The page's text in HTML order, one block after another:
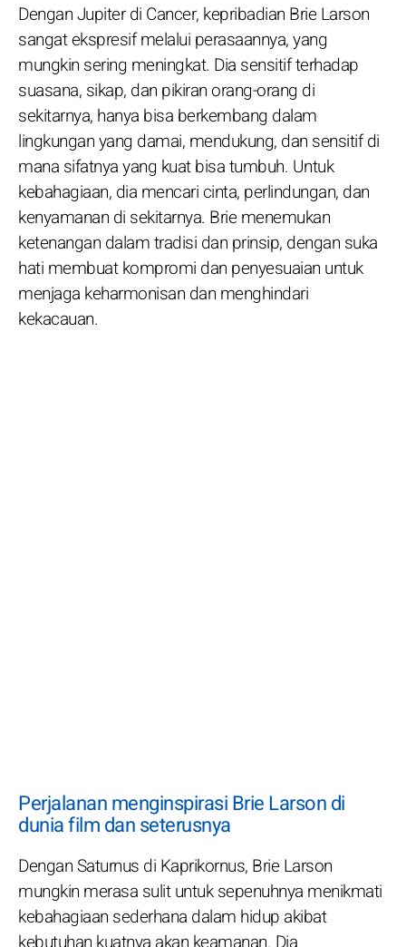
Dengan Jupiter di Cancer, kepribadian Brie Larson
sangat ekspresif melalui perasaannya, yang
mungkin sering meningkat. Dia sensitif terhadap
suasana, sikap, dan pikiran orang-orang di
sekitarnya, hanya bisa berkembang dalam
lingkungan yang damai, mendukung, dan sensitif di
mana sifatnya yang kuat bisa tumbuh. Untuk
kebahagiaan, dia mencari cinta, perlindungan, dan
kenyamanan di sekitarnya. Brie menemukan
ketenangan dalam tradisi dan prinsip, dengan suka
hati membuat kompromi dan penyesuaian untuk
menjaga keharmonisan dan menghindari
kekacauan.
Perjalanan menginspirasi Brie Larson di
dunia film dan seterusnya
Dengan Saturnus di Kaprikornus, Brie Larson
mungkin merasa sulit untuk sepenuhnya menikmati
kebahagiaan sederhana dalam hidup akibat